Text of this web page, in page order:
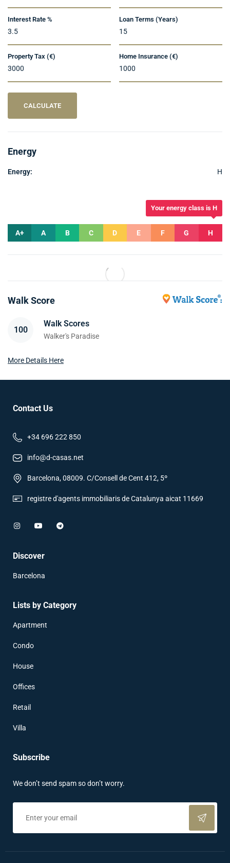
Interest Rate % Loan Terms (Years)
Property Tax (€) Home Insurance (€)
CALCULATE
Energy
Energy: H
A+ A B C D E F G H
Your energy class is H
Walk Score
100
Walk Scores
Walker's Paradise
More Details Here
Contact Us
+34 696 222 850
info@d-casas.net
Barcelona, 08009. C/Consell de Cent 412, 5º
registre d'agents immobiliaris de Catalunya aicat 11669
Discover
Barcelona
Lists by Category
Apartment
Condo
House
Offices
Retail
Villa
Subscribe
We don’t send spam so don’t worry.